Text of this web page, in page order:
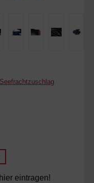
eintragen!